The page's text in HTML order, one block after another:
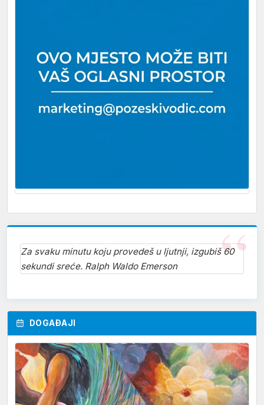
Za svaku minutu koju provedeš u ljutnji, izgubiš 60
sekundi sreće. Ralph Waldo Emerson
DOGAĐAJI